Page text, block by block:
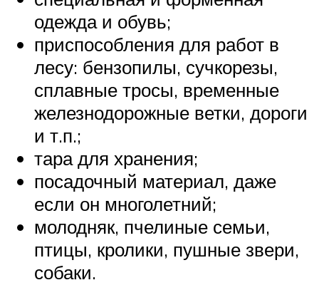
одежда и обувь;
приспособления для работ в
лесу: бензопилы, сучкорезы,
сплавные тросы, временные
железнодорожные ветки, дороги
и т.п.;
тара для хранения;
посадочный материал, даже
если он многолетний;
молодняк, пчелиные семьи,
птицы, кролики, пушные звери,
собаки.